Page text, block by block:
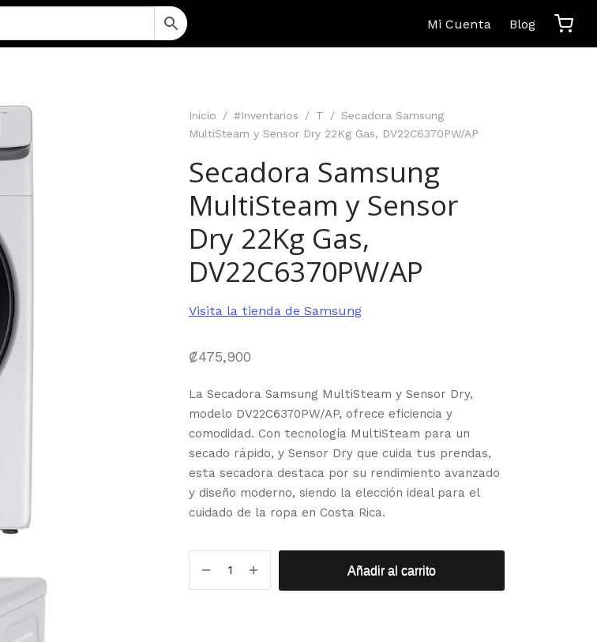
Mi Cuenta Blog
Inicio / #Inventarios / T / Secadora Samsung
MultiSteam y Sensor Dry 22Kg Gas, DV22C6370PW/AP
Secadora Samsung
MultiSteam y Sensor
Dry 22Kg Gas,
DV22C6370PW/AP
Visita la tienda de Samsung
₡475,900
La Secadora Samsung MultiSteam y Sensor Dry,
modelo DV22C6370PW/AP, ofrece eficiencia y
comodidad. Con tecnología MultiSteam para un
secado rápido, y Sensor Dry que cuida tus prendas,
esta secadora destaca por su rendimiento avanzado
y diseño moderno, siendo la elección ideal para el
cuidado de la ropa en Costa Rica.
Añadir al carrito